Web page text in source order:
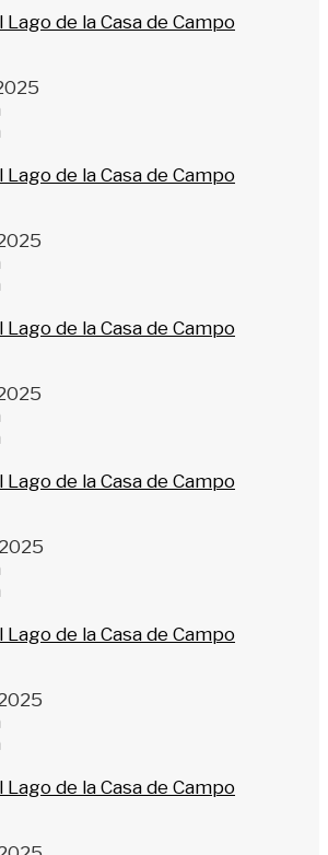
de la Casa de Campo
de la Casa de Campo
de la Casa de Campo
de la Casa de Campo
de la Casa de Campo
de la Casa de Campo